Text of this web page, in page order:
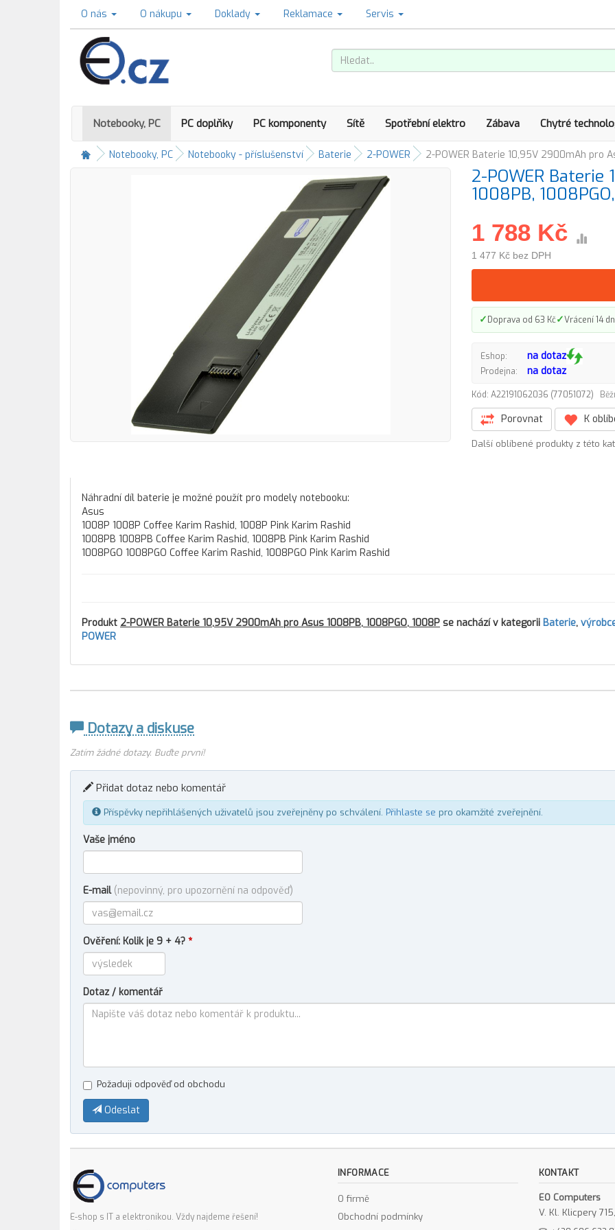
O nás O nákupu Doklady Reklamace Servis
Notebooky, PC PC doplňky PC komponenty Sítě Spotřební elektro Zábava Chytré
Notebooky, PC Notebooky - příslušenství Baterie 2-POWER 2-POWER Baterie 10,95V 2900mAh pro
2-POWER
1008PB,
1 788 Kč
1 477 Kč bez DPH
✓Doprava od 63 Kč✓Vrácení 14
Eshop: na dotaz
Prodejna: na dotaz
Kód: A22191062036 (77051072)
Porovnat K
Další oblíbené produkty z této
Náhradní díl baterie je možné použít pro modely notebooku:
Asus
1008P 1008P Coffee Karim Rashid, 1008P Pink Karim Rashid
1008PB 1008PB Coffee Karim Rashid, 1008PB Pink Karim Rashid
1008PGO 1008PGO Coffee Karim Rashid, 1008PGO Pink Karim Rashid
Produkt 2-POWER Baterie 10,95V 2900mAh pro Asus 1008PB, 1008PGO, 1008P se nachází v kategorii Baterie,
POWER
Dotazy a diskuse
Zatím žádné dotazy. Buďte první!
Přidat dotaz nebo komentář
Příspěvky nepřihlášených uživatelů jsou zveřejněny po schválení. Přihlaste se pro okamžité zveřejnění.
Vaše jméno
E-mail (nepovinný, pro upozornění na odpověď)
Ověření: Kolik je 9 + 4? *
Dotaz / komentář
Požaduji odpověď od obchodu
Odeslat
E-shop s IT a elektronikou. Vždy najdeme řešení!
INFORMACE
O firmě
Obchodní podmínky
KONTAKT
EO Computers
V. Kl. Klicpery